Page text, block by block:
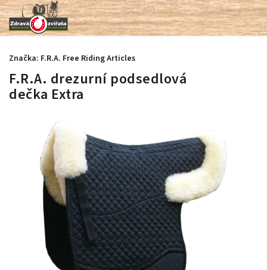
F.R.A. drezurní podsedlová
dečka Extra
Značka: F.R.A. Free Riding Articles